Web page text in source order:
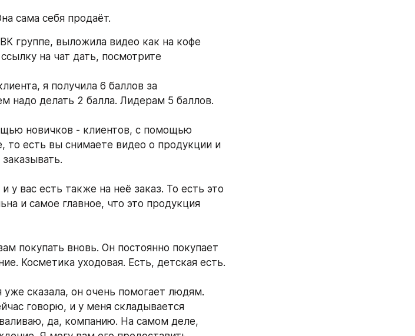
сама себя продаёт.
группе, выложила видео как на кофе
на чат дать, посмотрите
я получила 6 баллов за
надо делать 2 балла. Лидерам 5 баллов.
новичков - клиентов, с помощью
то есть вы снимаете видео о продукции и
у вас есть также на неё заказ. То есть это
и самое главное, что это продукция
покупать вновь. Он постоянно покупает
сказала, он очень помогает людям.
говорю, и у меня складывается
да, компанию. На самом деле,